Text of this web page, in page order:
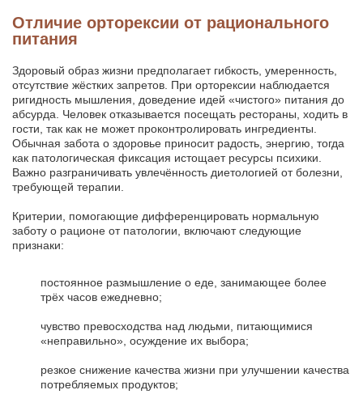
Отличие орторексии от рационального
питания
Здоровый образ жизни предполагает гибкость, умеренность,
отсутствие жёстких запретов. При орторексии наблюдается
ригидность мышления, доведение идей «чистого» питания до
абсурда. Человек отказывается посещать рестораны, ходить в
гости, так как не может проконтролировать ингредиенты.
Обычная забота о здоровье приносит радость, энергию, тогда
как патологическая фиксация истощает ресурсы психики.
Важно разграничивать увлечённость диетологией от болезни,
требующей терапии.
Критерии, помогающие дифференцировать нормальную
заботу о рационе от патологии, включают следующие
признаки:
постоянное размышление о еде, занимающее более
трёх часов ежедневно;
чувство превосходства над людьми, питающимися
«неправильно», осуждение их выбора;
резкое снижение качества жизни при улучшении качества
потребляемых продуктов;